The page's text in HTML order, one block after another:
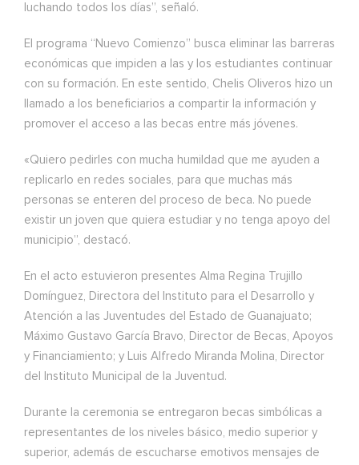
luchando todos los días”, señaló.
El programa “Nuevo Comienzo” busca eliminar las barreras
económicas que impiden a las y los estudiantes continuar
con su formación. En este sentido, Chelis Oliveros hizo un
llamado a los beneficiarios a compartir la información y
promover el acceso a las becas entre más jóvenes.
«Quiero pedirles con mucha humildad que me ayuden a
replicarlo en redes sociales, para que muchas más
personas se enteren del proceso de beca. No puede
existir un joven que quiera estudiar y no tenga apoyo del
municipio”, destacó.
En el acto estuvieron presentes Alma Regina Trujillo
Domínguez, Directora del Instituto para el Desarrollo y
Atención a las Juventudes del Estado de Guanajuato;
Máximo Gustavo García Bravo, Director de Becas, Apoyos
y Financiamiento; y Luis Alfredo Miranda Molina, Director
del Instituto Municipal de la Juventud.
Durante la ceremonia se entregaron becas simbólicas a
representantes de los niveles básico, medio superior y
superior, además de escucharse emotivos mensajes de